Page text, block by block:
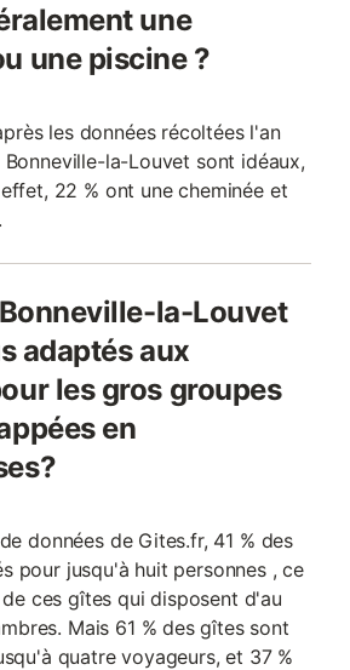
une
une piscine ?
les données récoltées l'an
Bonneville-la-Louvet sont idéaux,
22 % ont une cheminée et
la-Louvet
adaptés aux
les gros groupes
en
données de Gites.fr, 41 % des
pour jusqu'à huit personnes , ce
ces gîtes qui disposent d'au
Mais 61 % des gîtes sont
quatre voyageurs, et 37 %